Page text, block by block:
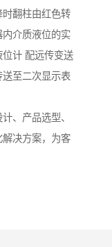
翻柱由红色转
介质液位的实
位计 配远传变送
至二次显示表
、产品选型、
决方案，为客